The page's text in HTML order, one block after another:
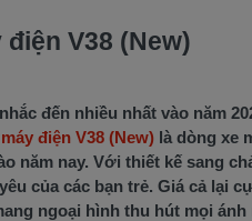
V38 (New)
đến nhiều nhất vào năm
điện V38 (New) là dòng xe
năm nay. Với thiết kế sang
của các bạn trẻ. Giá cả lại
ngoại hình thu hút mọi ánh